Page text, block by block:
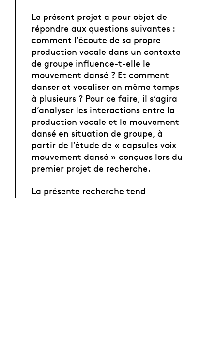
Le présent projet a pour objet de
répondre aux questions suivantes :
comment l’écoute de sa propre
production vocale dans un contexte
de groupe influence-t-elle le
mouvement dansé ? Et comment
danser et vocaliser en même temps
à plusieurs ? Pour ce faire, il s’agira
d’analyser les interactions entre la
production vocale et le mouvement
dansé en situation de groupe, à
partir de l’étude de « capsules voix –
mouvement dansé » conçues lors du
premier projet de recherche.
La présente recherche tend